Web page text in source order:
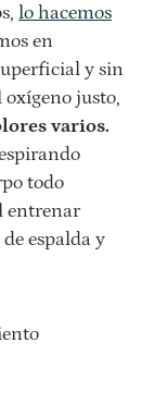
lo hacemos
en
y sin
justo,
varios.
todo
entrenar
espalda y